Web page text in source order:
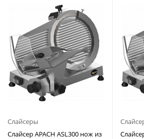
Слайсеры
Слайсер APACH ASL300 нож из